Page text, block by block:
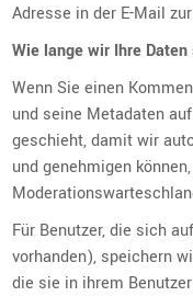
Adresse in der E-Mail
Wie lange wir Ihre Daten
Wenn Sie einen
und seine Metadaten
geschieht, damit wir
und genehmigen
Für Benutzer, die sich
vorhanden), speichern
die sie in ihrem